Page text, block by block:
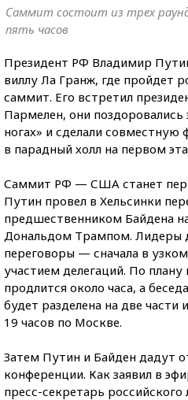
Саммит состоит из трех
пять часов
Президент РФ Владимир
виллу Ла Гранж, где пройдет
саммит. Его встретил
Пармелен, они поздоровались
ногах» и сделали
в парадный холл на первом
Саммит РФ — США станет
Путин провел в Хельсинки
предшественником Байдена
Дональдом Трампом. Лидеры
переговоры — сначала в
участием делегаций. По плану
продлится около часа, а
будет разделена на две
19 часов по Москве.
Затем Путин и Байден дадут
конференции. Как заявил в
пресс-секретарь